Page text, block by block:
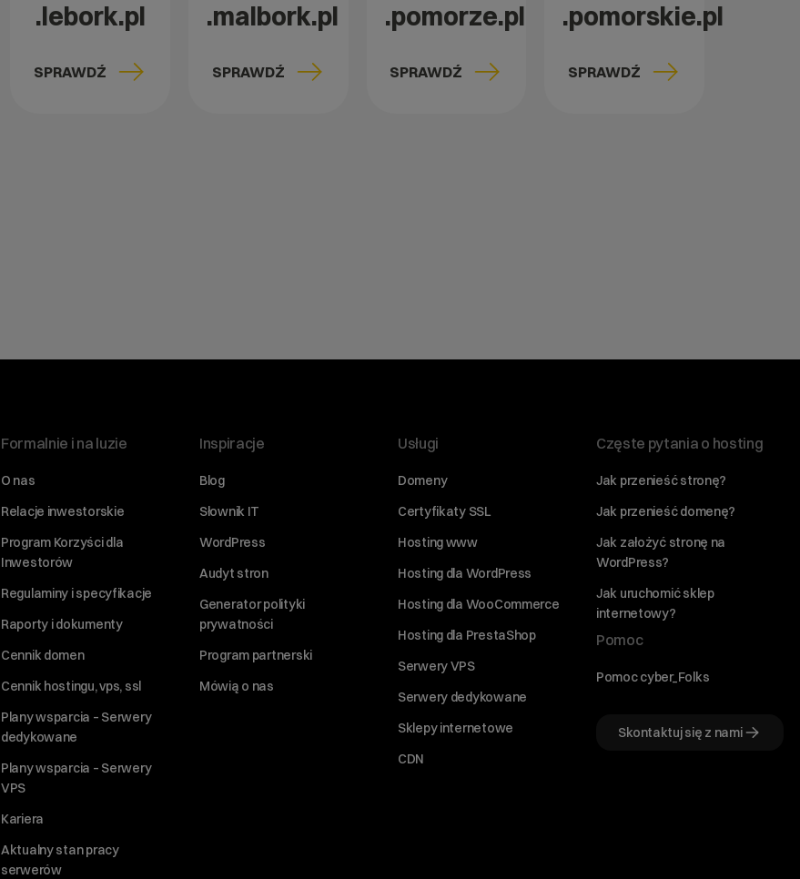
.lebork.pl
SPRAWDŹ
.malbork.pl
SPRAWDŹ
.pomorze.pl
SPRAWDŹ
.pomorskie.pl
SPRAWDŹ
Formalnie i na luzie
O nas
Relacje inwestorskie
Program Korzyści dla
Inwestorów
Regulaminy i specyfikacje
Raporty i dokumenty
Cennik domen
Cennik hostingu, vps, ssl
Plany wsparcia – Serwery
dedykowane
Plany wsparcia – Serwery
VPS
Kariera
Aktualny stan pracy
serwerów
Inspiracje
Blog
Słownik IT
WordPress
Audyt stron
Generator polityki
prywatności
Program partnerski
Mówią o nas
Usługi
Domeny
Certyfikaty SSL
Hosting www
Hosting dla WordPress
Hosting dla WooCommerce
Hosting dla PrestaShop
Serwery VPS
Serwery dedykowane
Sklepy internetowe
CDN
Częste pytania o hosting
Jak przenieść stronę?
Jak przenieść domenę?
Jak założyć stronę na
WordPress?
Jak uruchomić sklep
internetowy?
Pomoc
Pomoc cyber_Folks
Skontaktuj się z nami